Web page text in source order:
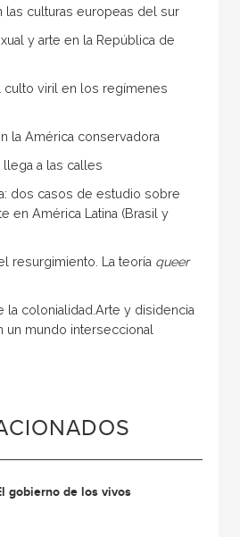
las culturas europeas del sur
y arte en la República de
culto viril en los regímenes
la América conservadora
llega a las calles
dos casos de estudio sobre
en América Latina (Brasil y
resurgimiento. La teoría queer
la colonialidad.Arte y disidencia
mundo interseccional
gobierno de los vivos